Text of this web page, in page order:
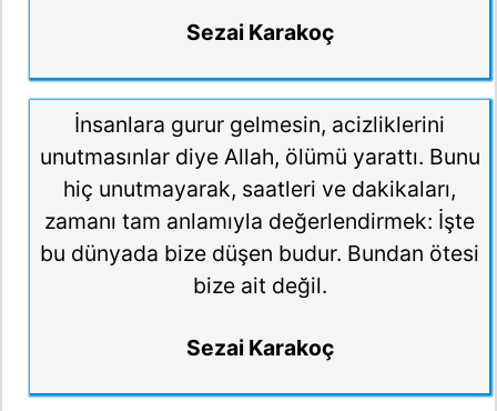
Sezai Karakoç
İnsanlara gurur gelmesin, acizliklerini
unutmasınlar diye Allah, ölümü yarattı. Bunu
hiç unutmayarak, saatleri ve dakikaları,
zamanı tam anlamıyla değerlendirmek: İşte
bu dünyada bize düşen budur. Bundan ötesi
bize ait değil.
Sezai Karakoç